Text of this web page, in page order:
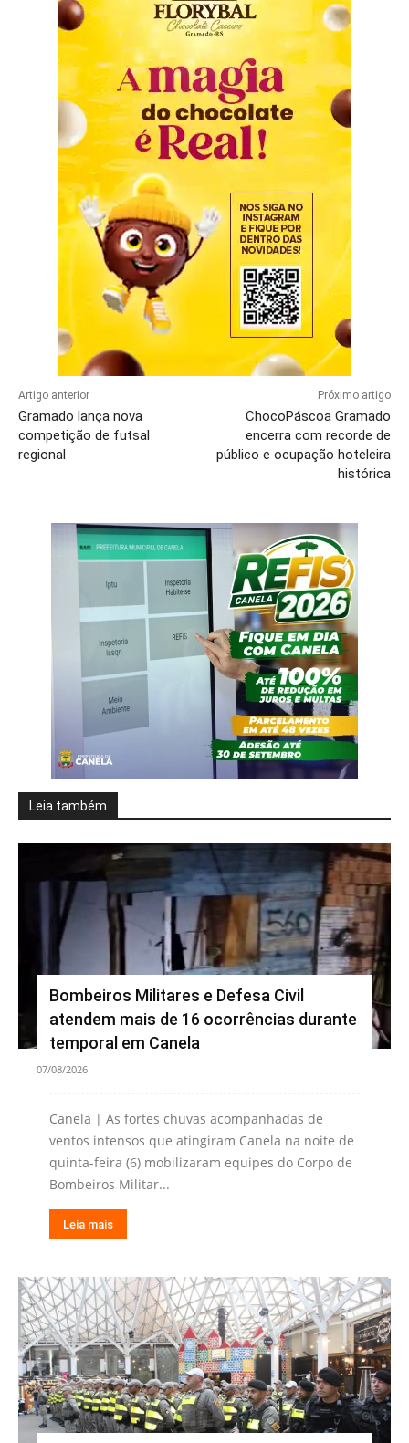
Artigo anterior
Gramado lança nova
competição de futsal
regional
Próximo artigo
ChocoPáscoa Gramado
encerra com recorde de
público e ocupação hoteleira
histórica
Leia também
Bombeiros Militares e Defesa Civil
atendem mais de 16 ocorrências durante
temporal em Canela
07/08/2026
Canela | As fortes chuvas acompanhadas de
ventos intensos que atingiram Canela na noite de
quinta-feira (6) mobilizaram equipes do Corpo de
Bombeiros Militar...
Leia mais